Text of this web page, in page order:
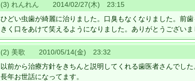
(3) れんれん 2014/02/27(木) 23:15
ひどい虫歯が綺麗に治りました。口臭もなくなりました。前
きく口をあけて笑えるようになりました。ありがとうございま
(2) 美歌 2010/05/14(金) 23:32
以前から治療方針をきちんと説明してくれる歯医者さんでした
長年お世話になってます。